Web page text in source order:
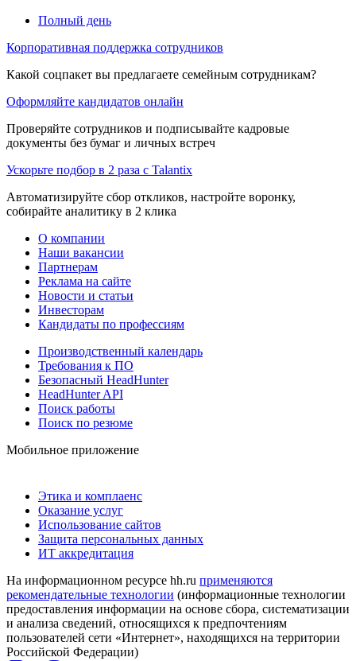
Полный день
Корпоративная поддержка сотрудников
Какой соцпакет вы предлагаете семейным сотрудникам?
Оформляйте кандидатов онлайн
Проверяйте сотрудников и подписывайте кадровые
документы без бумаг и личных встреч
Ускорьте подбор в 2 раза с Talantix
Автоматизируйте сбор откликов, настройте воронку,
собирайте аналитику в 2 клика
О компании
Наши вакансии
Партнерам
Реклама на сайте
Новости и статьи
Инвесторам
Кандидаты по профессиям
Производственный календарь
Требования к ПО
Безопасный HeadHunter
HeadHunter API
Поиск работы
Поиск по резюме
Мобильное приложение
Этика и комплаенс
Оказание услуг
Использование сайтов
Защита персональных данных
ИТ аккредитация
На информационном ресурсе hh.ru применяются
рекомендательные технологии (информационные технологии
предоставления информации на основе сбора, систематизации
и анализа сведений, относящихся к предпочтениям
пользователей сети «Интернет», находящихся на территории
Российской Федерации)